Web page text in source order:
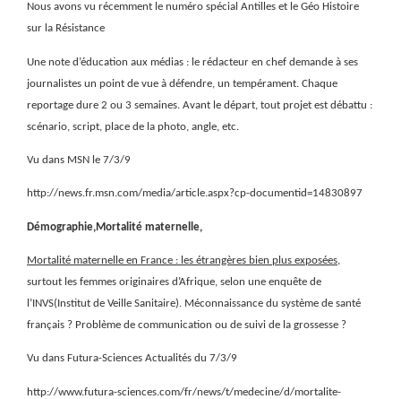
Nous avons vu récemment le numéro spécial Antilles et le Géo Histoire
sur la Résistance
Une note d’éducation aux médias : le rédacteur en chef demande à ses
journalistes un point de vue à défendre, un tempérament. Chaque
reportage dure 2 ou 3 semaines. Avant le départ, tout projet est débattu :
scénario, script, place de la photo, angle, etc.
Vu dans MSN le 7/3/9
http://news.fr.msn.com/media/article.aspx?cp-documentid=14830897
Démographie,Mortalité maternelle,
Mortalité maternelle en France : les étrangères bien plus exposées,
surtout les femmes originaires d’Afrique, selon une enquête de
l’INVS(Institut de Veille Sanitaire). Méconnaissance du système de santé
français ? Problème de communication ou de suivi de la grossesse ?
Vu dans Futura-Sciences Actualités du 7/3/9
http://www.futura-sciences.com/fr/news/t/medecine/d/mortalite-